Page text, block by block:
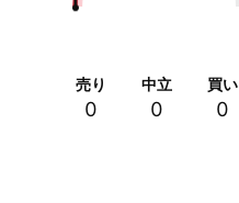
売り
0
中立
0
買い
0